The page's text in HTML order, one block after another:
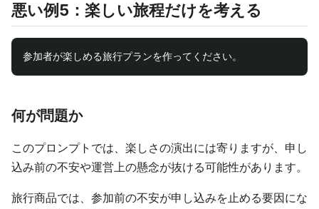
悪い例5：楽しい旅程だけを考える
何が問題か
このプロンプトでは、楽しさの演出には寄りますが、申し
込み前の不安や運営上の懸念が抜ける可能性があります。
旅行商品では、参加前の不安が申し込みを止める要因にな